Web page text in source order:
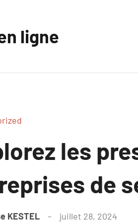
ligne
les
de
KESTEL juillet 28, 2024